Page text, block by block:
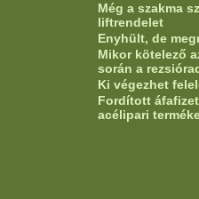
Még a szakma
liftrendelet
Enyhült, de
Mikor kötelező
során a
Ki végezhet
Fordított
acélipari